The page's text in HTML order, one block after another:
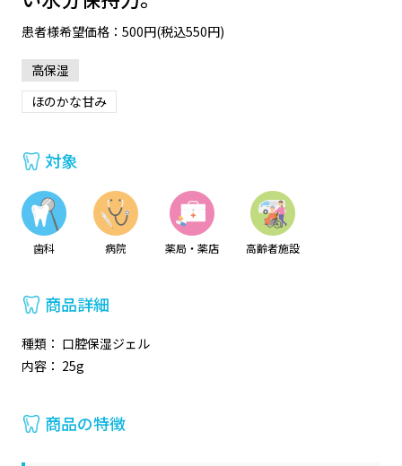
患者様希望価格：500円(税込550円)
高保湿
ほのかな甘み
対象
歯科 病院 薬局・薬店 高齢者施設
商品詳細
種類： 口腔保湿ジェル
内容： 25g
商品の特徴